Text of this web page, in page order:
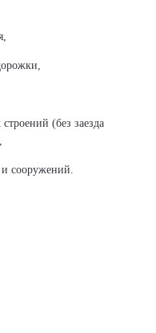
(без заезда
и сооружений.